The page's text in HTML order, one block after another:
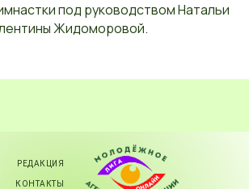
под руководством Натальи
Жидоморовой.
КОНТАКТЫ
РЕДАКЦИЯ